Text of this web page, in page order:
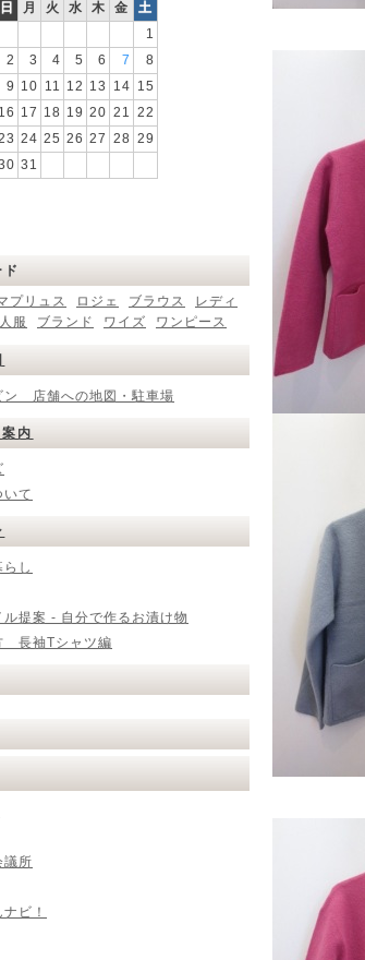
日 月 火 水 木 金
土
1
2
3 4 5 6 7
8
9 10 11 12 13 14 15
16 17 18 19 20 21 22
24 25 26 27 28 29
31
プリュス ロジェ ブラウス
レディ
服 ブランド ワイズ ワンピース
ン 店舗への地図・駐車場
内
いて
し
ル提案 - 自分で作るお漬け物
長袖Tシャツ編
議所
ビ！